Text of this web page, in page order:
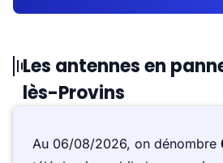
Les antennes en
lès-Provins
Au 06/08/2026, on dénombre